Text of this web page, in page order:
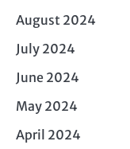
August 2024
July 2024
June 2024
May 2024
April 2024